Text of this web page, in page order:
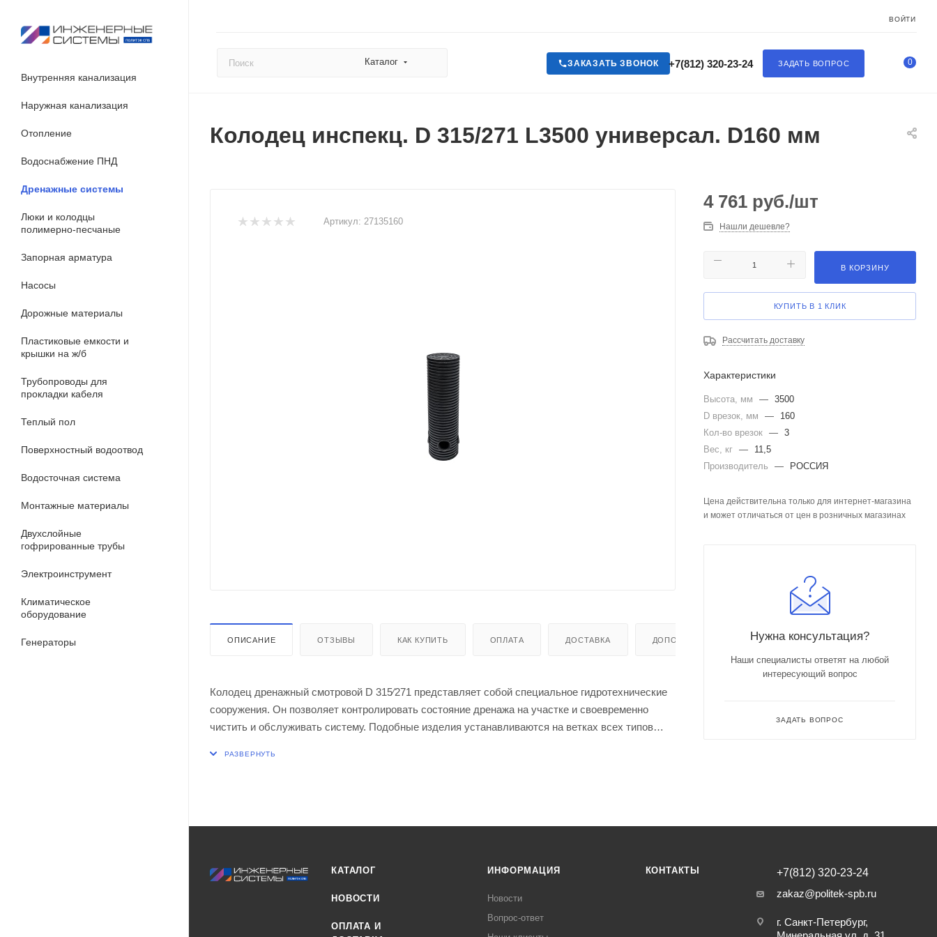
ВОЙТИ
Каталог ЗАДАТЬ ВОПРОС
+7(812) 320-23-24
ЗАКАЗАТЬ ЗВОНОК 0
Внутренняя канализация
Наружная канализация
Отопление
Водоснабжение ПНД
Дренажные системы
Люки и колодцы
полимерно-песчаные
Запорная арматура
Насосы
Дорожные материалы
Пластиковые емкости и
крышки на ж/б
Трубопроводы для
прокладки кабеля
Теплый пол
Поверхностный водоотвод
Водосточная система
Монтажные материалы
Двухслойные
гофрированные трубы
Электроинструмент
Климатическое
оборудование
Генераторы
Колодец инспекц. D 315/271 L3500 универсал. D160 мм
Артикул: 27135160
ОПИСАНИЕ ОТЗЫВЫ КАК КУПИТЬ ОПЛАТА ДОСТАВКА ДОПОЛНИТЕЛЬНО
Колодец дренажный смотровой D 315⁄271 представляет собой специальное гидротехнические
сооружения. Он позволяет контролировать состояние дренажа на участке и своевременно
чистить и обслуживать систему. Подобные изделия устанавливаются на ветках всех типов
4 761 руб./шт
Нашли дешевле?
В КОРЗИНУ
КУПИТЬ В 1 КЛИК
Рассчитать доставку
Характеристики
Высота, мм — 3500
D врезок, мм
—
160
Кол-во врезок — 3
Вес, кг —
11,5
Производитель
— РОССИЯ
Цена действительна только для интернет-магазина
и может отличаться от цен в розничных магазинах
Нужна консультация?
Наши специалисты ответят на любой
интересующий вопрос
ЗАДАТЬ ВОПРОС
КАТАЛОГ
НОВОСТИ
ОПЛАТА И
ИНФОРМАЦИЯ
Новости
Вопрос-ответ
КОНТАКТЫ
+7(812) 320-23-24
zakaz@politek-spb.ru
г. Санкт-Петербург,